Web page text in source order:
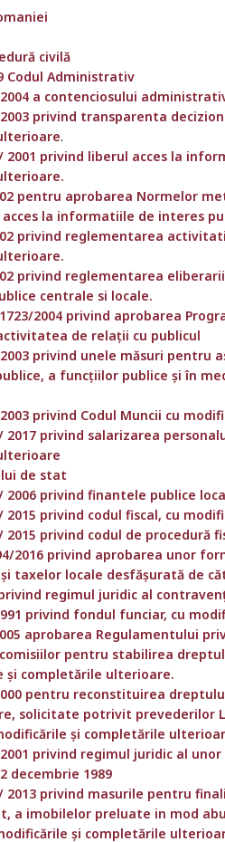
civilă
Codul Administrativ
2004 a contenciosului
2003 privind transparenta
.
2001 privind liberul acces la
pentru aprobarea Normelor
la informatiile de interes
privind reglementarea
privind reglementarea
centrale si locale.
2004 privind aprobarea
de relații cu publicul
2003 privind unele măsuri
a funcțiilor publice și în
privind Codul Muncii cu
/ 2017 privind salarizarea
de stat
/ 2006 privind finantele publice
2015 privind codul fiscal, cu
2015 privind codul de
2016 privind aprobarea unor
taxelor locale desfășurată de
privind regimul juridic al
privind fondul funciar, cu
aprobarea Regulamentului
pentru stabilirea
și completările ulterioare.
pentru reconstituirea
solicitate potrivit prevederilor
și completările
2001 privind regimul juridic al
decembrie 1989
/ 2013 privind masurile pentru
a imobilelor preluate in mod
și completările